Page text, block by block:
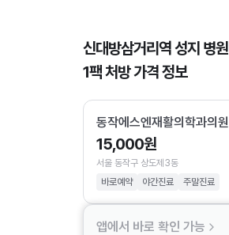
신대방삼거리역 성지 병원
1팩 처방 가격 정보
동작에스엔재활의학과의원
15,000원
서울 동작구 상도제3동
바로예약
야간진료 주말진료
앱에서 바로 확인 가능